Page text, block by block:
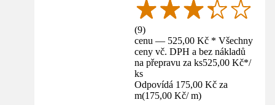
(9)
cenu — 525,00 Kč * Všechny
ceny vč. DPH a bez nákladů
na přepravu za ks525,00 Kč*/
ks
Odpovídá 175,00 Kč za
m(175,00 Kč/ m)